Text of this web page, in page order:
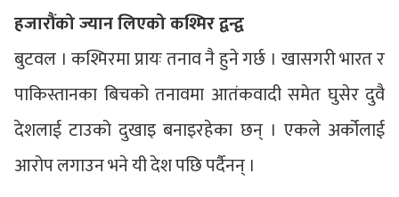
हजारौंको ज्यान लिएको कश्मिर द्वन्द्व
बुटवल । कश्मिरमा प्रायः तनाव नै हुने गर्छ । खासगरी भारत र
पाकिस्तानका बिचको तनावमा आतंकवादी समेत घुसेर दुवै
देशलाई टाउको दुखाइ बनाइरहेका छन् । एकले अर्कोलाई
आरोप लगाउन भने यी देश पछि पर्दैनन् ।